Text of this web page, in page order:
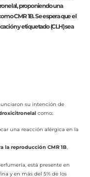
proponiendo una
CMR 1B. Se espera que el
y etiquetado (CLH) sea
su intención de
como:
una reacción alérgica en la
la reproducción CMR 1B,
está presente en
y en más del 5% de los